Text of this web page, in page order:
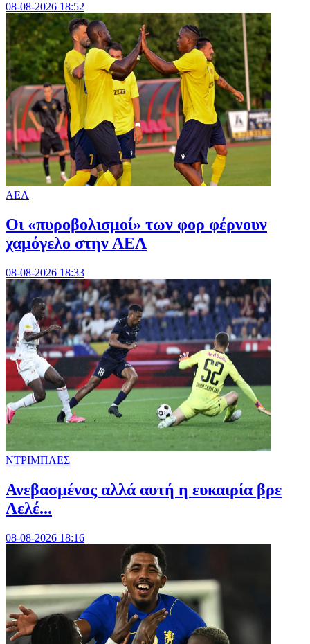
08-08-2026 18:52
ΑΕΛ
Οι «πυροβολισμοί» των φορ φέρνουν
χαμόγελο στην ΑΕΛ
08-08-2026 18:33
ΝΤΡΙΜΠΛΕΣ
Ανεβασμένος αλλά αυτή η ευκαιρία βρε
Λελέ...
08-08-2026 18:16